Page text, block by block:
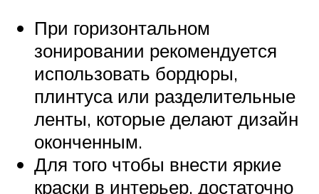
При горизонтальном
зонировании рекомендуется
использовать бордюры,
плинтуса или разделительные
ленты, которые делают дизайн
оконченным.
Для того чтобы внести яркие
краски в интерьер, достаточно